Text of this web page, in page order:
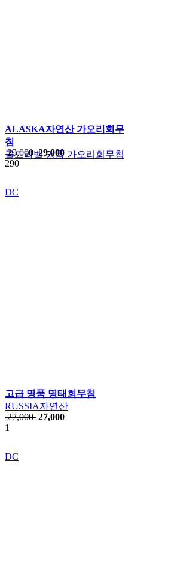
ALASKA자연산 가오리회무
침
골드라벨 명품 가오리회무침
29,000 29,000
290
DC
고급 명품 명태회무침
RUSSIA자연산
27,000 27,000
1
DC